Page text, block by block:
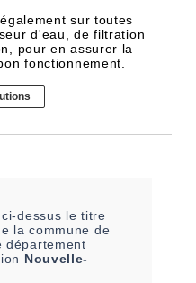
sur toutes
d'eau, de filtration
pour en assurer la
fonctionnement.
dessus le titre
la commune de
département
Nouvelle-